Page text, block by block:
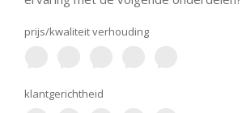
prijs/kwaliteit verhouding
klantgerichtheid